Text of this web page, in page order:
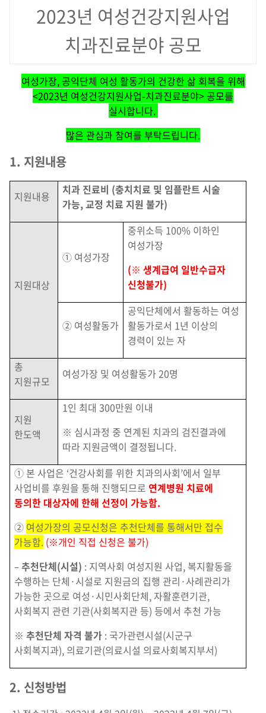
2023년 여성건강지원사업
치과진료분야 공모
여성가장, 공익단체 여성 활동가의 건강한 삶 회복을 위해
<2023년 여성건강지원사업-치과진료분야> 공모를
실시합니다.
많은 관심과 참여를 부탁드립니다.
1. 지원내용
지원내용
치과 진료비 (충치치료 및 임플란트 시술
가능, 교정 치료 지원 불가)
지원대상
① 여성가장
중위소득 100% 이하인
여성가장
(※ 생계급여 일반수급자
신청불가)
② 여성활동가
공익단체에서 활동하는 여성
활동가로서 1년 이상의
경력이 있는 자
총
지원규모
여성가장 및 여성활동가 20명
지원
한도액
1인 최대 300만원 이내
※ 심시과정 중 연계된 치과의 검진결과에
따라 지원금액이 결정됩니다.
① 본 사업은 ‘건강사회를 위한 치과의사회’에서 일부
사업비를 후원을 통해 진행되므로 연계병원 치료에
동의한 대상자에 한해 선정이 가능함.
② 여성가장의 공모신청은 추천단체를 통해서만 접수
가능함. (※개인 직접 신청은 불가)
–추천단체(시설) : 지역사회 여성지원 사업, 복지활동을
수행하는 단체·시설로 지원금의 집행 관리·사례관리가
가능한 곳으로 여성·시민사회단체, 자활훈련기관,
사회복지 관련 기관(사회복지관 등) 등에서 추천 가능
※ 추천단체 자격 불가 : 국가관련시설(시군구
사회복지과), 의료기관(의료시설 의료사회복지부서)
2. 신청방법